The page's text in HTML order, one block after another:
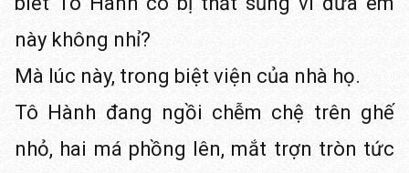
này không nhỉ?
Mà lúc này, trong biệt viện của nhà họ.
Tô Hành đang ngồi chễm chệ trên ghế
nhỏ, hai má phồng lên, mắt trợn tròn tức